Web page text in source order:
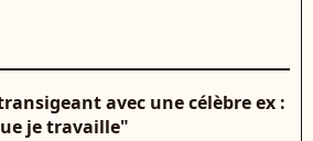
avec une célèbre ex :
je travaille"